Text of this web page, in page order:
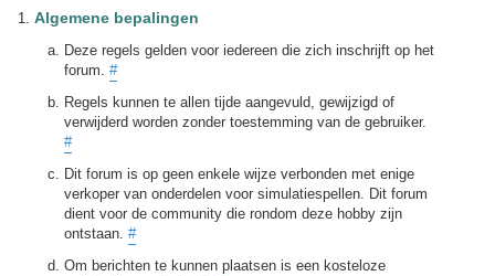
Algemene bepalingen
Deze regels gelden voor iedereen die zich inschrijft op het
forum. #
Regels kunnen te allen tijde aangevuld, gewijzigd of
verwijderd worden zonder toestemming van de gebruiker.
#
Dit forum is op geen enkele wijze verbonden met enige
verkoper van onderdelen voor simulatiespellen. Dit forum
dient voor de community die rondom deze hobby zijn
ontstaan. #
Om berichten te kunnen plaatsen is een kosteloze